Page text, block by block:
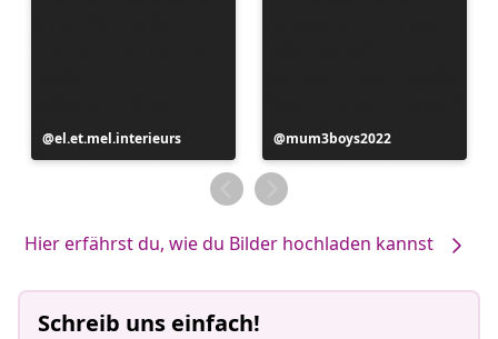
Beitrag
veröffentlicht
el.et.mel.interieurs
Beitrag
veröffentlicht
von
mum3boys2022
Hier erfährst du, wie du Bilder hochladen kannst
Schreib uns einfach!